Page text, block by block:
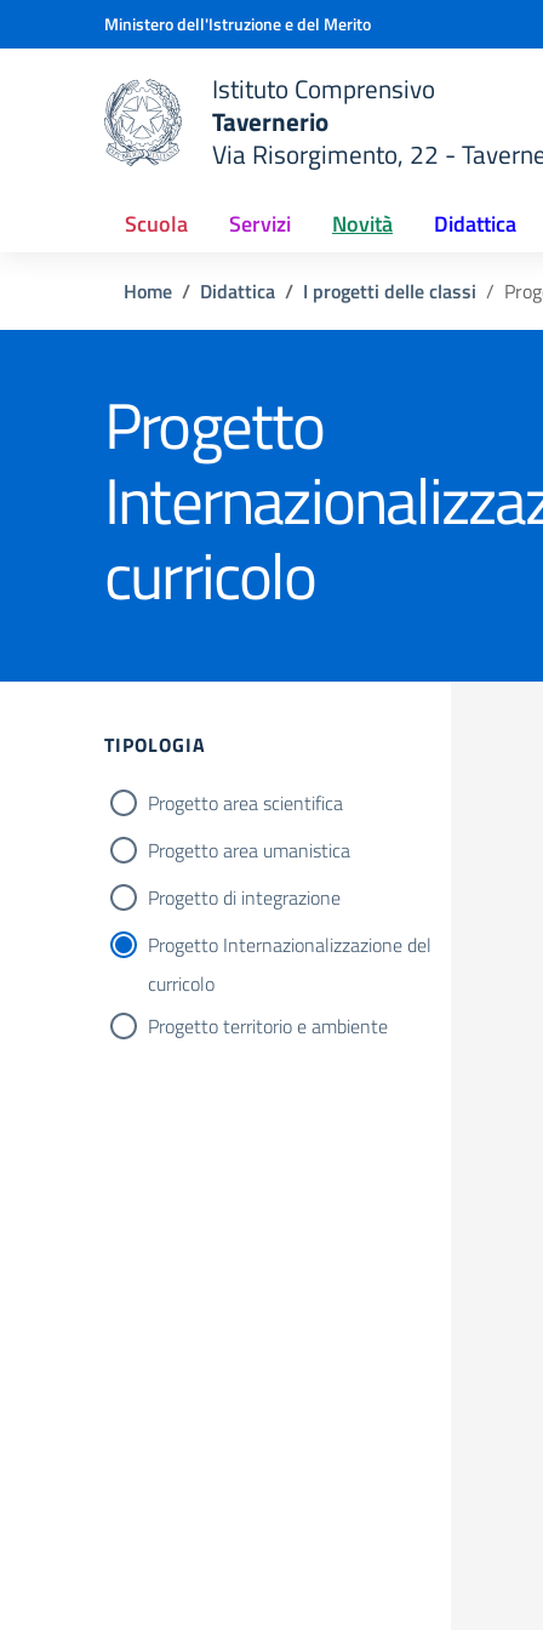
Vai ai contenuti
Vai al menu di navigazioneMinistero dell'Istruzione e del Merito
scuola
Istituto Comprensivo
Tavernerio
Via Risorgimento, 22 -
Scuola Servizi Novità Didattica
Home Didattica I progetti delle classi
Progetto
curricolo
Filtri
TIPOLOGIA
Progetto area scientifica
Progetto area umanistica
Progetto di integrazione
Progetto Internazionalizzazione del
curricolo
Progetto territorio e ambiente